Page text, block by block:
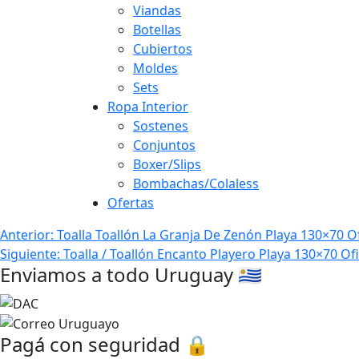
Viandas
Botellas
Cubiertos
Moldes
Sets
Ropa Interior
Sostenes
Conjuntos
Boxer/Slips
Bombachas/Colaless
Ofertas
Navegación
de
entradas
Anterior: Toalla Toallón La Granja De Zenón Playa 130×70
Siguiente: Toalla / Toallón Encanto Playero Playa 130×70
Enviamos a todo Uruguay 🇺🇾
Pagá con seguridad 🔒